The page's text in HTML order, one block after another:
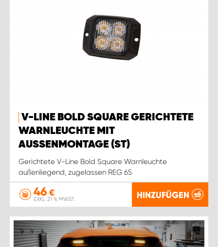
V-LINE BOLD SQUARE GERICHTETE
WARNLEUCHTE MIT
AUSSENMONTAGE (ST)
Gerichtete V-Line Bold Square Warnleuchte
außenliegend, zugelassen REG 65
46 €
EXKL. 21 % MWST. HINZUFÜGEN